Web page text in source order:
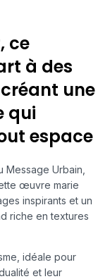
ce
à des
une
qui
espace
Message Urbain,
œuvre marie
inspirants et un
riche en textures
idéale pour
et leur